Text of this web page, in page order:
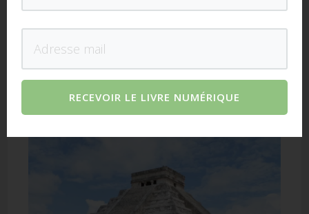
Mon avis sur Chichén Itzá :
RECEVOIR LE LIVRE NUMÉRIQUE